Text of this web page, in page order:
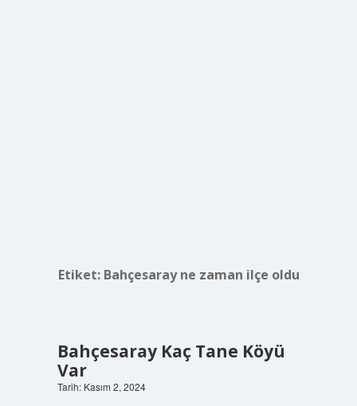
Etiket: Bahçesaray ne zaman ilçe oldu
Bahçesaray Kaç Tane Köyü
Var
Tarih: Kasım 2, 2024